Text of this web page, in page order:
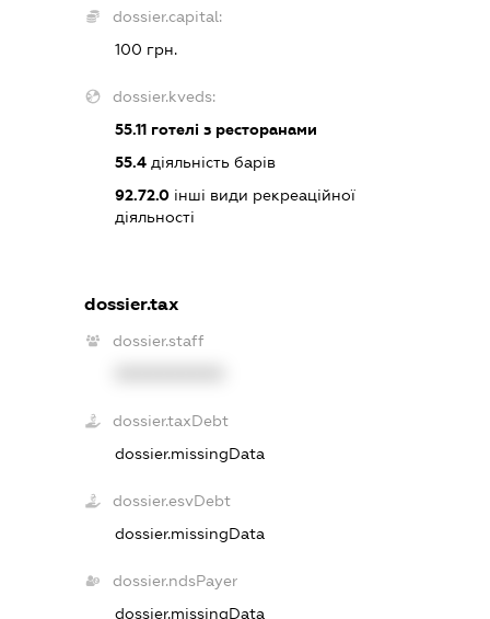
dossier.capital:
100 грн.
dossier.kveds:
55.11готелі з ресторанами
55.4діяльність барів
92.72.0інші види рекреаційної
діяльності
dossier.tax
dossier.staff
dossier.taxDebt
dossier.missingData
dossier.esvDebt
dossier.missingData
dossier.ndsPayer
dossier.missingData